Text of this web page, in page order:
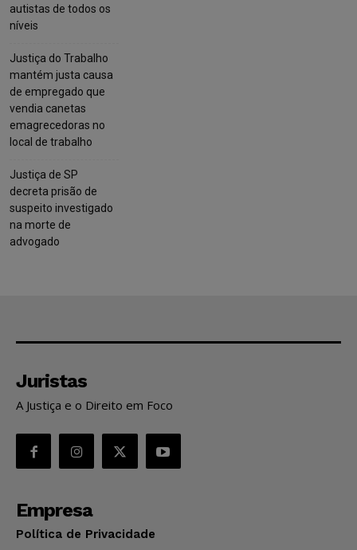
autistas de todos os
níveis
Justiça do Trabalho
mantém justa causa
de empregado que
vendia canetas
emagrecedoras no
local de trabalho
Justiça de SP
decreta prisão de
suspeito investigado
na morte de
advogado
Juristas
A Justiça e o Direito em Foco
Empresa
Política de Privacidade